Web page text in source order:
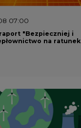
07:00
"Bezpieczniej i
na ratunek